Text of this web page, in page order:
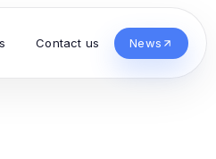
Contact us News